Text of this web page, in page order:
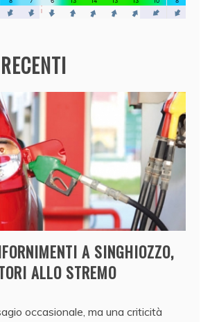
A SINGHIOZZO,
ALLO STREMO
occasionale, ma una criticità